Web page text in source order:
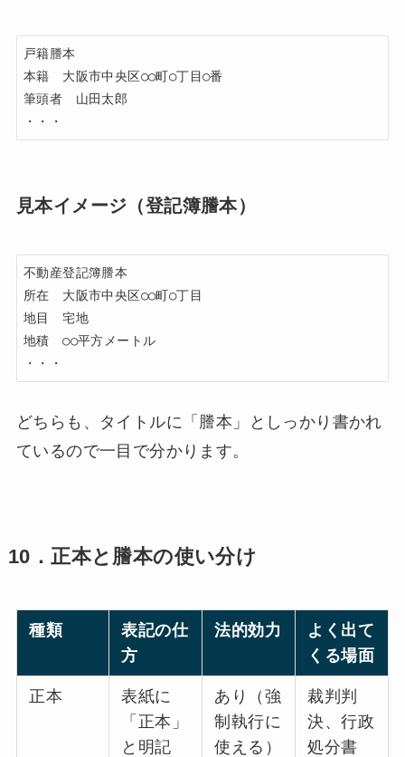
戸籍謄本
本籍　大阪市中央区○○町○丁目○番
筆頭者　山田太郎
見本イメージ（登記簿謄本）
不動産登記簿謄本
所在　大阪市中央区○○町○丁目
地目　宅地
地積　○○平方メートル
どちらも、タイトルに「謄本」としっかり書かれ
ているので一目で分かります。
10．正本と謄本の使い分け
種類
表記の仕
方
法的効力
よく出て
くる場面
正本
表紙に
「正本」
と明記
あり（強
制執行に
使える）
裁判判
決、行政
処分書